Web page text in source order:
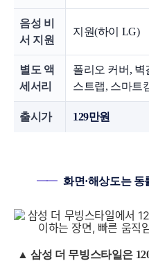
음성 비
서 지원
지원(하이 LG)
별도 액
세서리
폴리오 커버, 벽
스트랩, 스마트
출시가 129만원
━━ 화면·해상도는 동
▲ 삼성 더 무빙스타일은